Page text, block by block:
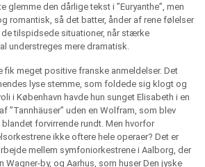
glemme den dårlige tekst i ”Euryanthe”, men
romantisk, så det batter, ånder af rene følelser
tilspidsede situationer, når stærke
understreges mere dramatisk.
fik meget positive franske anmeldelser. Det
lyse stemme, som foldede sig klogt og
i København havde hun sunget Elisabeth i en
uden en Wolfram, som blev
forvirrende rundt. Men hvorfor
ikke oftere hele operaer? Det er
mellem symfoniorkestrene i Aalborg, der
Wagner-by, og Aarhus, som huser Den jyske